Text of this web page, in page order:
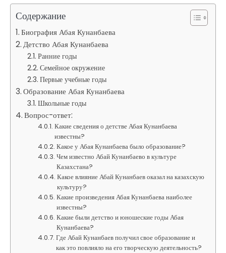
Содержание
Биография Абая Кунанбаева
Детство Абая Кунанбаева
Ранние годы
Семейное окружение
Первые учебные годы
Образование Абая Кунанбаева
Школьные годы
Вопрос-ответ:
Какие сведения о детстве Абая Кунанбаева
известны?
Какое у Абая Кунанбаева было образование?
Чем известно Абай Кунанбаево в культуре
Казахстана?
Какое влияние Абай Кунанбаев оказал на казахскую
культуру?
Какие произведения Абая Кунанбаева наиболее
известны?
Какие были детство и юношеские годы Абая
Кунанбаева?
Где Абай Кунанбаев получил свое образование и
как это повлияло на его творческую деятельность?